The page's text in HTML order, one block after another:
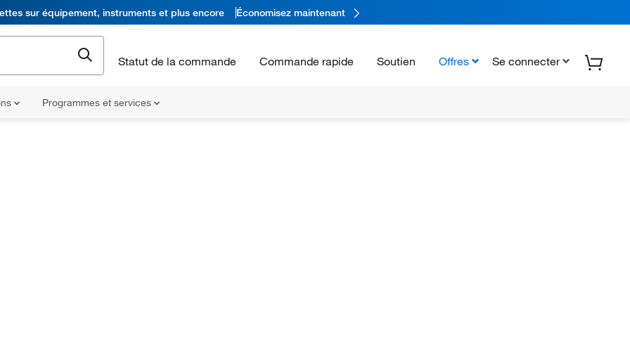
sur équipement, instruments et plus encore Économisez maintenant
Statut de la commande Commande rapide Soutien Offres Se connecter
Programmes et services